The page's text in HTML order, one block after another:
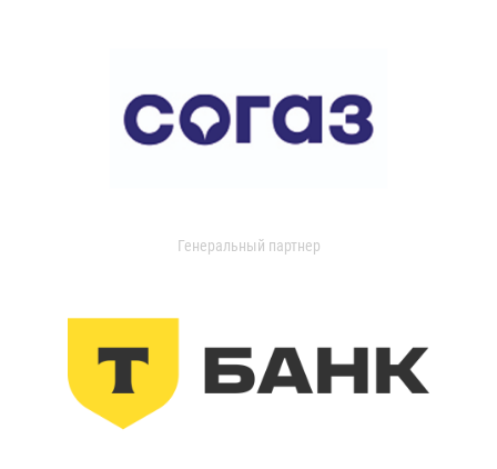
Генеральный партнер